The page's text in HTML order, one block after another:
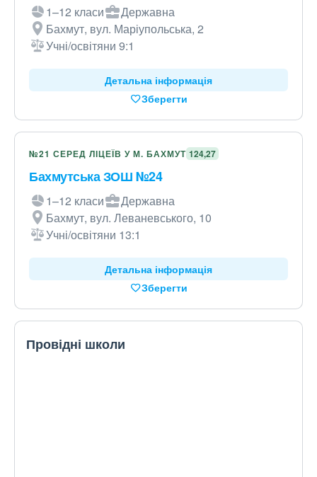
1–12 класи
Державна
Бахмут, вул. Маріупольська, 2
Учні/освітяни 9:1
Детальна інформація
Зберегти
№21 СЕРЕД ЛІЦЕЇВ У М. БАХМУТ 124,27
Бахмутська ЗОШ №24
1–12 класи
Державна
Бахмут, вул. Леваневського, 10
Учні/освітяни 13:1
Детальна інформація
Зберегти
Провідні школи